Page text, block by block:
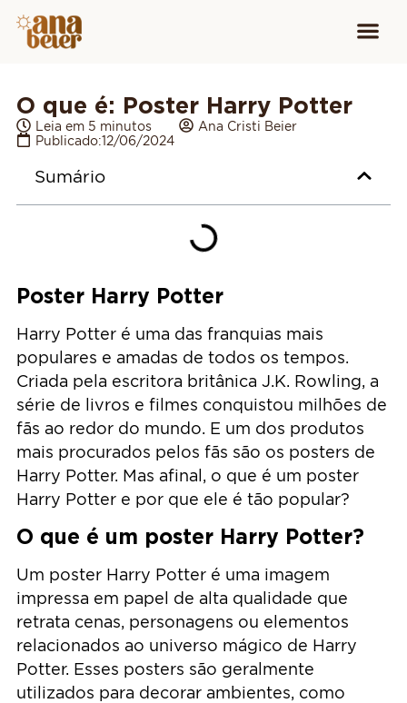
O que é: Poster Harry Potter
Leia em 5 minutos
Ana Cristi Beier
Publicado:12/06/2024
Sumário
Poster Harry Potter
Harry Potter é uma das franquias mais
populares e amadas de todos os tempos.
Criada pela escritora britânica J.K. Rowling, a
série de livros e filmes conquistou milhões de
fãs ao redor do mundo. E um dos produtos
mais procurados pelos fãs são os posters de
Harry Potter. Mas afinal, o que é um poster
Harry Potter e por que ele é tão popular?
O que é um poster Harry Potter?
Um poster Harry Potter é uma imagem
impressa em papel de alta qualidade que
retrata cenas, personagens ou elementos
relacionados ao universo mágico de Harry
Potter. Esses posters são geralmente
utilizados para decorar ambientes, como